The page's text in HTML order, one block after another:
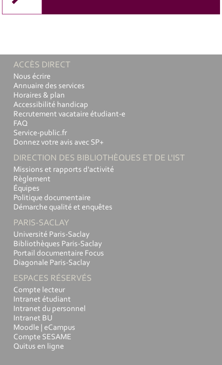
ACCÈS DIRECT
Nous écrire
Annuaire des services
Horaires & plan
Accessibilité handicap
Recrutement vacataire étudiant-e
FAQ
Service-public.fr
Donnez votre avis avec SP+
DIRECTION DES BIBLIOTHÈQUES ET DE L'IST
Missions et rapports d'activité
Règlement
Équipes
Politique documentaire
Démarche qualité et enquêtes
PARIS-SACLAY
Université Paris-Saclay
Bibliothèques Paris-Saclay
Portail documentaire Focus
Diagonale Paris-Saclay
ESPACES RÉSERVÉS
Compte lecteur
Intranet étudiant
Intranet du personnel
Intranet BU
Moodle | eCampus
Compte SESAME
Quitus en ligne